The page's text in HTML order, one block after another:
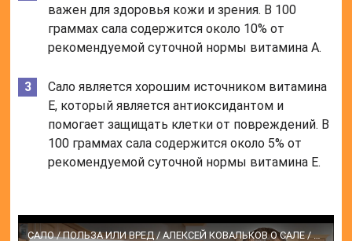
важен для здоровья кожи и зрения. В 100
граммах сала содержится около 10% от
рекомендуемой суточной нормы витамина А.
Сало является хорошим источником витамина
Е, который является антиоксидантом и
помогает защищать клетки от повреждений. В
100 граммах сала содержится около 5% от
рекомендуемой суточной нормы витамина Е.
САЛО / ПОЛЬЗА ИЛИ ВРЕД / АЛЕКСЕЙ КОВАЛЬКОВ О САЛЕ / ЕСТЬ САЛО И ХУДЕТЬ